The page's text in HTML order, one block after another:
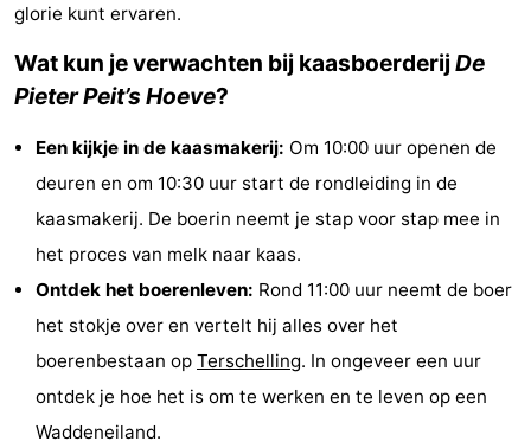
West
Terschelling
Tjermelân
Bed
(&
Campings
Vakantiehuizen
De
-
Schuttersbos
glorie kunt ervaren.
Wat kun je verwachten bij kaasboerderij De
Pieter Peit’s Hoeve?
Een kijkje in de kaasmakerij: Om 10:00 uur openen de
deuren en om 10:30 uur start de rondleiding in de
kaasmakerij. De boerin neemt je stap voor stap mee in
het proces van melk naar kaas.
Ontdek het boerenleven: Rond 11:00 uur neemt de boer
het stokje over en vertelt hij alles over het
boerenbestaan op Terschelling. In ongeveer een uur
ontdek je hoe het is om te werken en te leven op een
Waddeneiland.